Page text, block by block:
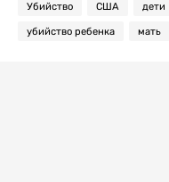
Убийство США дети
убийство ребенка мать